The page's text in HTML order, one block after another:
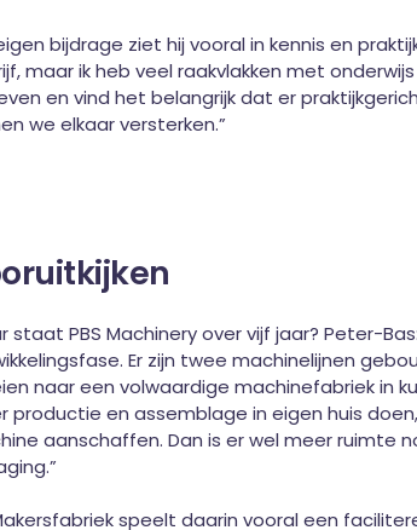
bijdrage ziet hij vooral in kennis en
maar ik heb veel raakvlakken met
en vind het belangrijk dat er
we elkaar versterken.”
staat PBS Machinery over vijf jaar? Peter-
Er zijn twee machinelijnen
naar een volwaardige machinefabriek in
productie en assemblage in eigen huis
aanschaffen. Dan is er wel meer ruimte
speelt daarin vooral een